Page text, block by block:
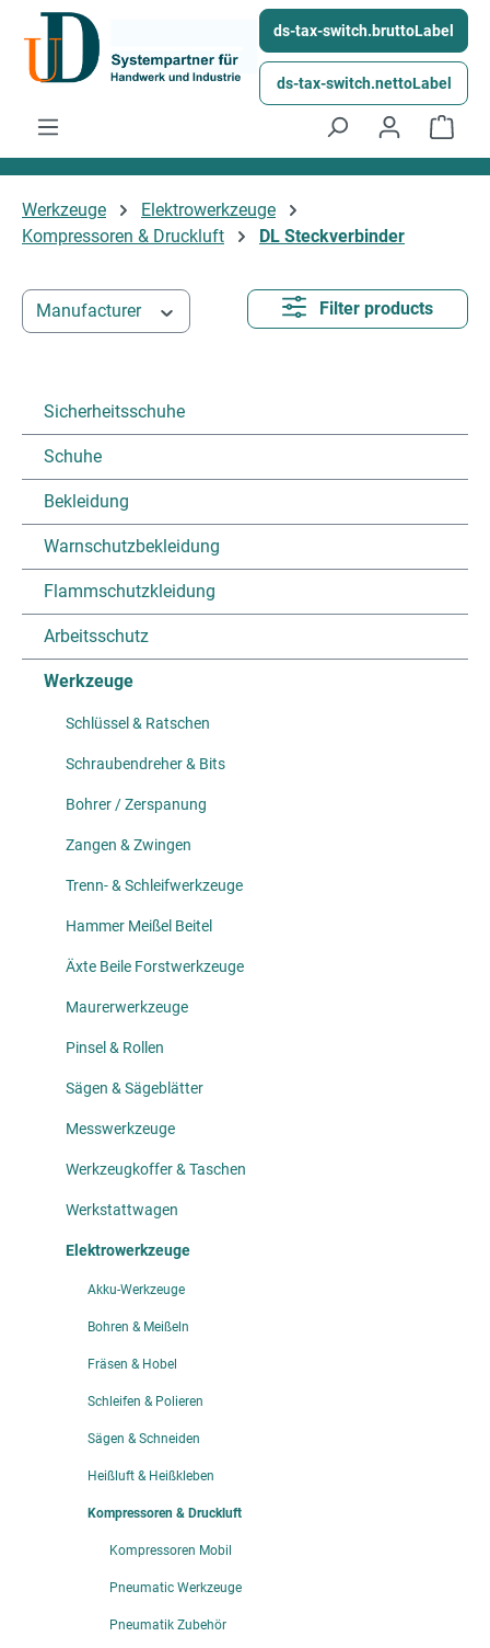
Skip to main content ds-tax-switch.bruttoLabel
ds-tax-switch.nettoLabel
Werkzeuge
Elektrowerkzeuge
Kompressoren & Druckluft
DL Steckverbinder
Manufacturer Filter products
Sicherheitsschuhe
Schuhe
Bekleidung
Warnschutzbekleidung
Flammschutzkleidung
Arbeitsschutz
Werkzeuge
Schlüssel & Ratschen
Schraubendreher & Bits
Bohrer / Zerspanung
Zangen & Zwingen
Trenn- & Schleifwerkzeuge
Hammer Meißel Beitel
Äxte Beile Forstwerkzeuge
Maurerwerkzeuge
Pinsel & Rollen
Sägen & Sägeblätter
Messwerkzeuge
Werkzeugkoffer & Taschen
Werkstattwagen
Elektrowerkzeuge
Akku-Werkzeuge
Bohren & Meißeln
Fräsen & Hobel
Schleifen & Polieren
Sägen & Schneiden
Heißluft & Heißkleben
Kompressoren & Druckluft
Kompressoren Mobil
Pneumatic Werkzeuge
Pneumatik Zubehör